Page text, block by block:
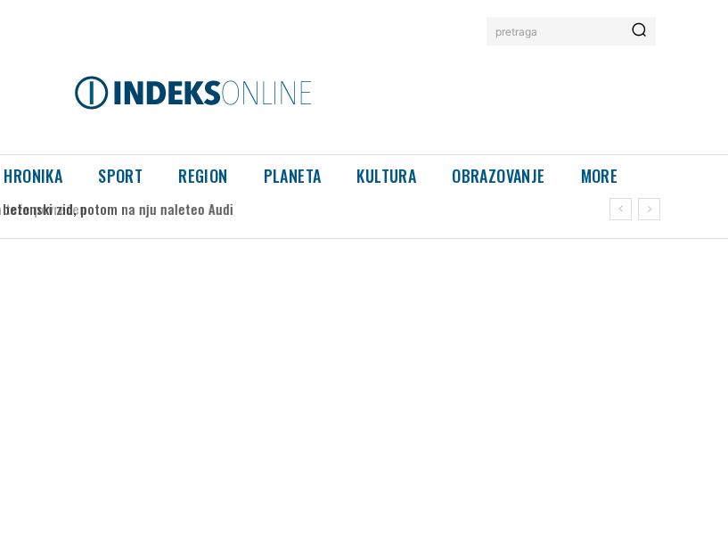
pretraga
HRONIKA SPORT REGION PLANETA KULTURA OBRAZOVANJE MORE
povređen